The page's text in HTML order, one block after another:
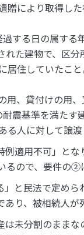
により取得し
する日の属する
た建物で、区分
住していたこ
、貸付けの用、
震基準を満たす
人に対して譲渡
適用不可」とな
ので、要件の②
と民法で定めら
り、被相続人が
未分割のまま